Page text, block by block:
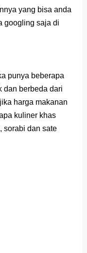
yang bisa anda
googling saja di
punya beberapa
dan berbeda dari
harga makanan
kuliner khas
sorabi dan sate